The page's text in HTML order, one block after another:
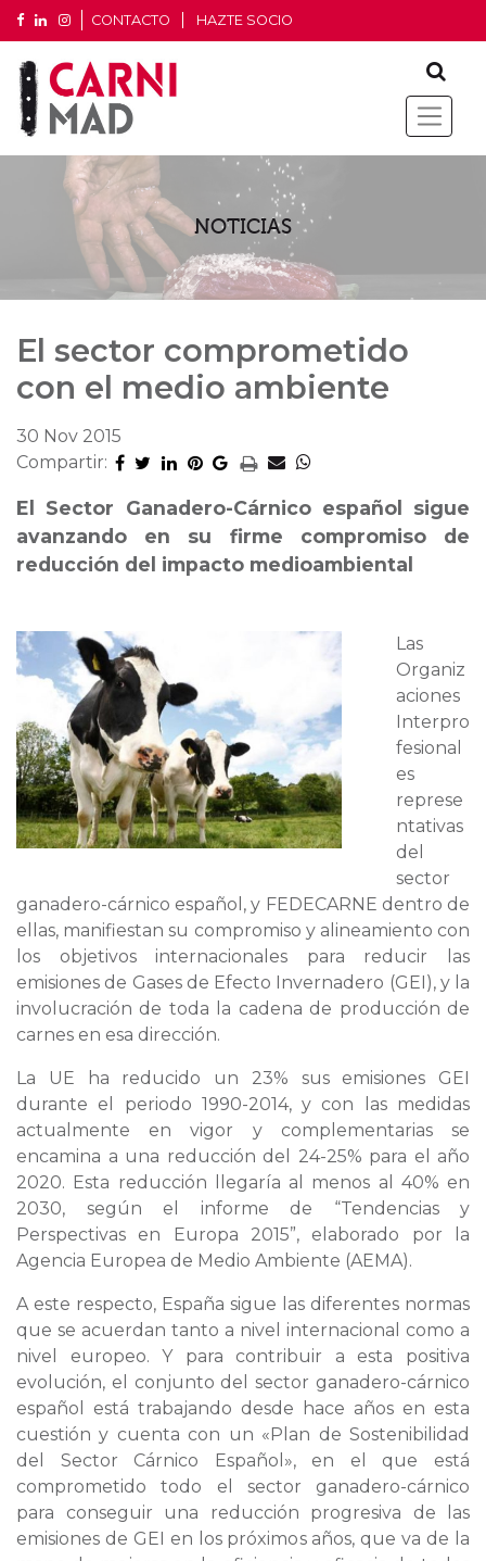
CONTACTO HAZTE SOCIO
NOTICIAS
El sector comprometido
con el medio ambiente
30 Nov 2015
Compartir:
El Sector Ganadero-Cárnico español sigue
avanzando en su firme compromiso de
reducción del impacto medioambiental
Las
Organiz
aciones
Interpro
fesional
es
represe
ntativas
del
sector
ganadero-cárnico español, y FEDECARNE dentro de
ellas, manifiestan su compromiso y alineamiento con
los objetivos internacionales para reducir las
emisiones de Gases de Efecto Invernadero (GEI), y la
involucración de toda la cadena de producción de
carnes en esa dirección.
La UE ha reducido un 23% sus emisiones GEI
durante el periodo 1990-2014, y con las medidas
actualmente en vigor y complementarias se
encamina a una reducción del 24-25% para el año
2020. Esta reducción llegaría al menos al 40% en
2030, según el informe de “Tendencias y
Perspectivas en Europa 2015”, elaborado por la
Agencia Europea de Medio Ambiente (AEMA).
A este respecto, España sigue las diferentes normas
que se acuerdan tanto a nivel internacional como a
nivel europeo. Y para contribuir a esta positiva
evolución, el conjunto del sector ganadero-cárnico
español está trabajando desde hace años en esta
cuestión y cuenta con un «Plan de Sostenibilidad
del Sector Cárnico Español», en el que está
comprometido todo el sector ganadero-cárnico
para conseguir una reducción progresiva de las
emisiones de GEI en los próximos años, que va de la